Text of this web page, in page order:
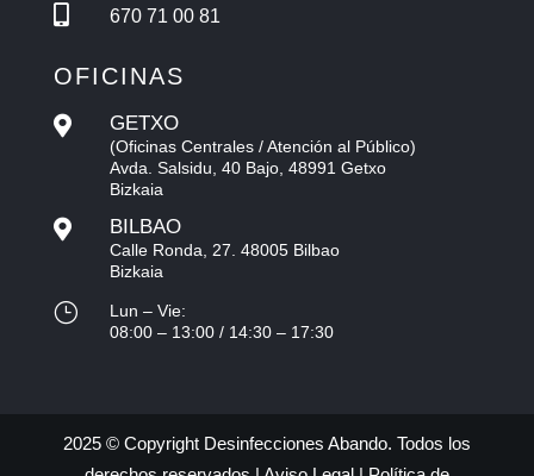
 670 71 00 81
OFICINAS
 GETXO
(Oficinas Centrales / Atención al Público)
Avda. Salsidu, 40 Bajo, 48991 Getxo
Bizkaia
 BILBAO
Calle Ronda, 27. 48005 Bilbao
Bizkaia
}
Lun – Vie:
08:00 – 13:00 / 14:30 – 17:30
2025 © Copyright Desinfecciones Abando. Todos los